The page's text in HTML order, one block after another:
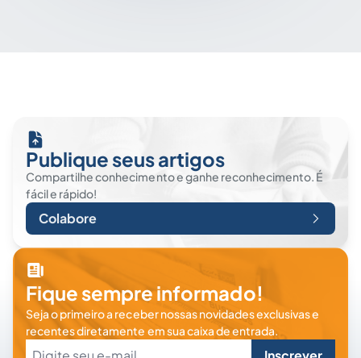
Publique seus artigos
Compartilhe conhecimento e ganhe reconhecimento. É
fácil e rápido!
Colabore
Fique sempre informado!
Seja o primeiro a receber nossas novidades exclusivas e
recentes diretamente em sua caixa de entrada.